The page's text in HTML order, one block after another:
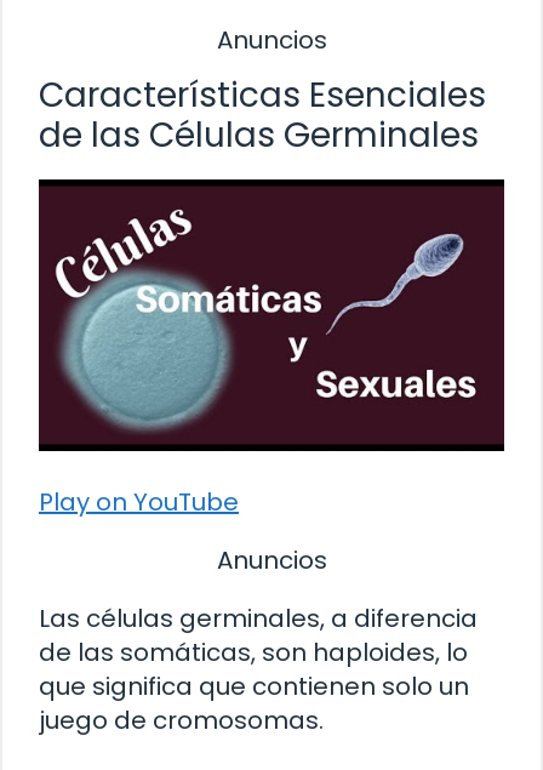
Anuncios
Características Esenciales
de las Células Germinales
Play on YouTube
Anuncios
Las células germinales, a diferencia
de las somáticas, son haploides, lo
que significa que contienen solo un
juego de cromosomas.